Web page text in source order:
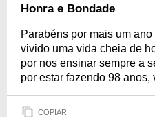
Honra e Bondade
Parabéns por mais um
vivido uma vida cheia de
por nos ensinar sempre a
por estar fazendo 98 anos,
COPIAR